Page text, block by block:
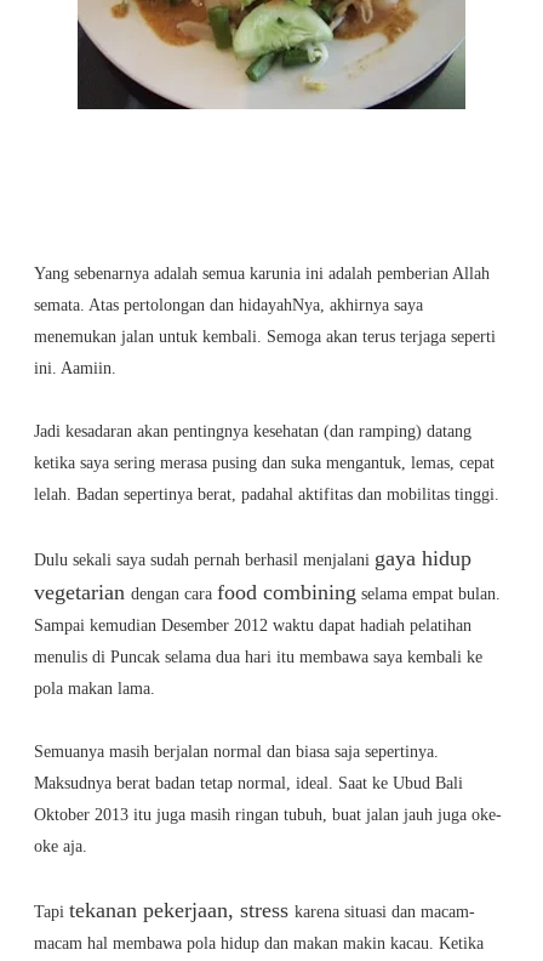
Yang sebenarnya adalah semua karunia ini adalah pemberian Allah
semata. Atas pertolongan dan hidayahNya, akhirnya saya
menemukan jalan untuk kembali. Semoga akan terus terjaga seperti
ini. Aamiin.
Jadi kesadaran akan pentingnya kesehatan (dan ramping) datang
ketika saya sering merasa pusing dan suka mengantuk, lemas, cepat
lelah. Badan sepertinya berat, padahal aktifitas dan mobilitas tinggi.
Dulu sekali saya sudah pernah berhasil menjalani gaya hidup
vegetarian dengan cara food combining selama empat bulan.
Sampai kemudian Desember 2012 waktu dapat hadiah pelatihan
menulis di Puncak selama dua hari itu membawa saya kembali ke
pola makan lama.
Semuanya masih berjalan normal dan biasa saja sepertinya.
Maksudnya berat badan tetap normal, ideal. Saat ke Ubud Bali
Oktober 2013 itu juga masih ringan tubuh, buat jalan jauh juga oke-
oke aja.
Tapi tekanan pekerjaan, stress karena situasi dan macam-
macam hal membawa pola hidup dan makan makin kacau. Ketika